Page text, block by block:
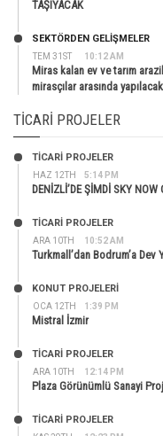
TAŞIYACAK
TEM 31ST 10:12 AM
SEKTÖRDEN GELIŞMELER
Miras kalan ev ve tarım
mirasçılar arasında yapılacak
TICARI PROJELER
HAZ 12TH 5:14 PM
TİCARİ PROJELER
DENİZLİ’DE ŞİMDİ SKY
ARA 10TH 10:52 AM
TİCARİ PROJELER
Turkmall’dan Bodrum’a Dev
OCA 12TH 1:39 PM
KONUT PROJELERI
Mistral İzmir
ARA 10TH 12:14 PM
TİCARİ PROJELER
Plaza Görünümlü Sanayi
TİCARİ PROJELER